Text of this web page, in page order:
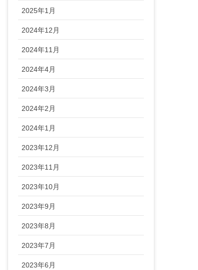
2025年1月
2024年12月
2024年11月
2024年4月
2024年3月
2024年2月
2024年1月
2023年12月
2023年11月
2023年10月
2023年9月
2023年8月
2023年7月
2023年6月